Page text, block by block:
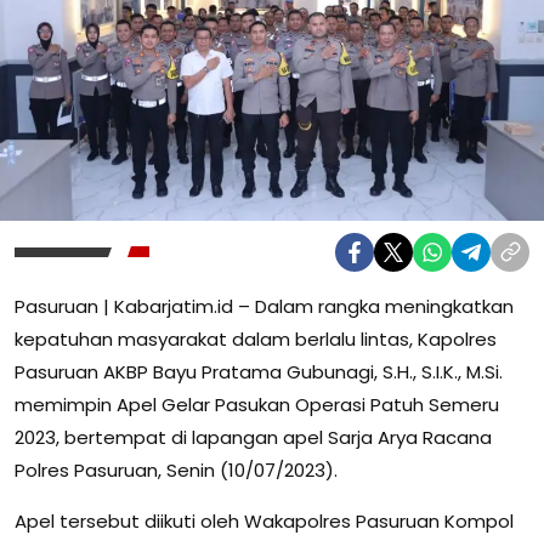
Pasuruan | Kabarjatim.id – Dalam rangka meningkatkan
kepatuhan masyarakat dalam berlalu lintas, Kapolres
Pasuruan AKBP Bayu Pratama Gubunagi, S.H., S.I.K., M.Si.
memimpin Apel Gelar Pasukan Operasi Patuh Semeru
2023, bertempat di lapangan apel Sarja Arya Racana
Polres Pasuruan, Senin (10/07/2023).
Apel tersebut diikuti oleh Wakapolres Pasuruan Kompol